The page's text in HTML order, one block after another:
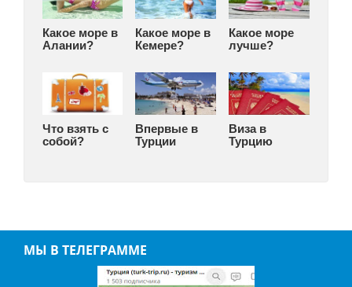
Какое море в
Алании?
Какое море в
Кемере?
Какое море
лучше?
Что взять с
собой?
Впервые в
Турции
Виза в
Турцию
МЫ В ТЕЛЕГРАММЕ